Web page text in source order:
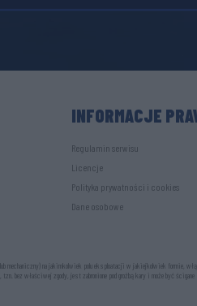
INFORMACJE
Regulamin serwisu
Licencje
Polityka prywatności i cookies
Dane osobowe
na jakimkolwiek polu eksploatacji w jakiejkolwiek formie,
bez właściwej zgody, jest zabronione pod groźbą kary i może być ścigane